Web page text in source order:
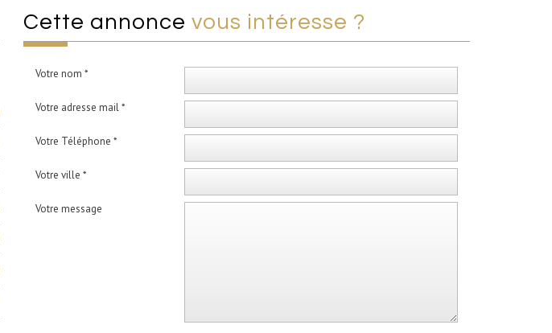
cette annonce vous intéresse ?
Votre nom *
Votre adresse mail *
Votre Téléphone *
Votre ville *
Votre message